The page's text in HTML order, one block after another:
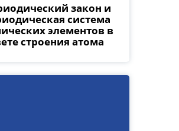
закон и
система
элементов в
строения атома